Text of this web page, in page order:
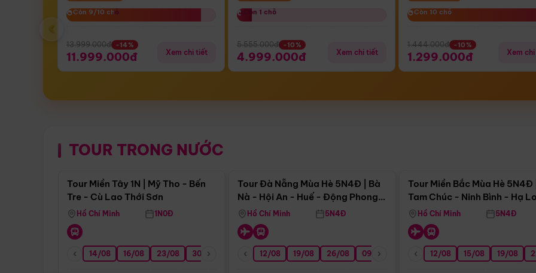
Còn 9/10 chỗ
Còn 9/10 chỗ
13.999.000đ -14%
11.999.000đ Xem chi tiết
Còn 1 chỗ
Còn 1 chỗ
5.555.000đ -10%
4.999.000đ Xem chi tiết
Còn 10 chỗ
Còn 10 chỗ
1.444.000đ -10%
1.299.000đ Xem
‹
TOUR TRONG NƯỚC
Điểm nổi bật
Tour Miền Tây 1N | Mỹ Tho - Bến
Tre - Cù Lao Thới Sơn
Hồ Chí Minh 1N0Đ
14/08 16/08 23/08 30/08 06/09 13/09 20/09 27/09
Tour Đà Nẵng Mùa Hè 5N4Đ | Bà
Nà - Hội An - Huế - Động Phong
NhaHồ Chí Minh 5N4Đ
12/08 19/08 26/08 09/09 16/09 23/09 30/09 07/10
Tour Miền Bắc Mùa Hè 5N4Đ |
Tam Chúc - Ninh Bình - Hạ
Hồ Chí Minh 5N4Đ
12/08 15/08 19/08